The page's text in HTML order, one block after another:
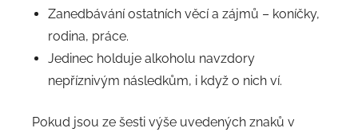
Zanedbávání ostatních věcí a zájmů – koníčky,
rodina, práce.
Jedinec holduje alkoholu navzdory
nepříznivým následkům, i když o nich ví.
Pokud jsou ze šesti výše uvedených znaků v